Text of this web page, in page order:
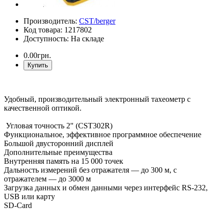
Производитель: CST/berger
Код товара: 1217802
Доступность: На складе
0.00грн.
Купить
Удобный, производительный электронный тахеометр с
качественной оптикой.
Угловая точность 2" (CST302R)
Функциональное, эффективное программное обеспечение
Большой двусторонний дисплей
Дополнительные преимущества
Внутренняя память на 15 000 точек
Дальность измерений без отражателя — до 300 м, с
отражателем — до 3000 м
Загрузка данных и обмен данными через интерфейс RS-232,
USB или карту
SD-Card